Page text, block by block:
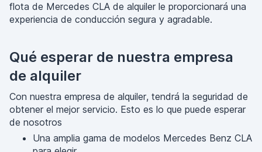
flota de Mercedes CLA de alquiler le proporcionará una
experiencia de conducción segura y agradable.
Qué esperar de nuestra empresa
de alquiler
Con nuestra empresa de alquiler, tendrá la seguridad de
obtener el mejor servicio. Esto es lo que puede esperar
de nosotros
Una amplia gama de modelos Mercedes Benz CLA